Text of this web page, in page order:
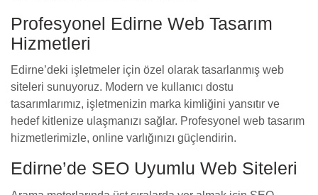
Profesyonel Edirne Web Tasarım
Hizmetleri
Edirne’deki işletmeler için özel olarak tasarlanmış web
siteleri sunuyoruz. Modern ve kullanıcı dostu
tasarımlarımız, işletmenizin marka kimliğini yansıtır ve
hedef kitlenize ulaşmanızı sağlar. Profesyonel web tasarım
hizmetlerimizle, online varlığınızı güçlendirin.
Edirne’de SEO Uyumlu Web Siteleri